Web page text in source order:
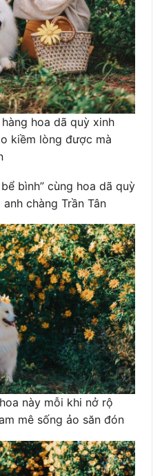
hoa dã quỳ xinh
kiềm lòng được mà
bình” cùng hoa dã quỳ
chàng Trần Tân
này mỗi khi nở rộ
mê sống ảo săn đón